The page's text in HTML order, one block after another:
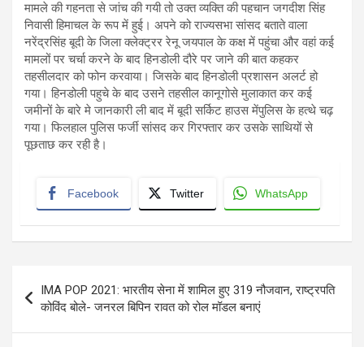
मामले की गहनता से जांच की गयी तो उक्त व्यक्ति की पहचान ​जगदीश सिंह
निवासी हिमाचल के रूप में हुई। अपने को राज्यसभा सांसद बताते वाला
नरेंद्रसिंह बूदी के जिला क्लेक्ट्रर रेनू जयपाल के कक्ष में पहुंचा और वहां कई
मामलों पर ​चर्चा करने के बाद​ हिनडोली दौरे पर जाने की बात कहकर
तहसीलदार को फोन करवाया। जिसके बाद हिनडोली प्रशासन अलर्ट हो
गया। हिनडोली पहुचे के बाद उसने तहसील कानूगोसे ​मुलाकात कर कई
जमीनों के बारे मे जानकारी ली बाद में बूदी सर्किट हाउस मेंपुलिस के हत्थे चढ़
गया। फिलहाल पुलिस फर्जी सांसद कर गिरफ्तार कर उसके साथियों से
पूछताछ कर रही है।
Facebook Twitter WhatsApp
navigation
IMA POP 2021: भारतीय सेना में शामिल हुए 319 नौजवान, राष्ट्रपति
कोविंद बोले- जनरल बिपिन रावत को रोल मॉडल बनाएं